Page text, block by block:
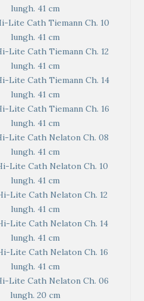
lungh. 41 cm
Lite Cath Tiemann Ch. 10
lungh. 41 cm
Lite Cath Tiemann Ch. 12
lungh. 41 cm
Lite Cath Tiemann Ch. 14
lungh. 41 cm
Lite Cath Tiemann Ch. 16
lungh. 41 cm
Lite Cath Nelaton Ch. 08
lungh. 41 cm
Lite Cath Nelaton Ch. 10
lungh. 41 cm
Lite Cath Nelaton Ch. 12
lungh. 41 cm
Lite Cath Nelaton Ch. 14
lungh. 41 cm
Lite Cath Nelaton Ch. 16
lungh. 41 cm
Lite Cath Nelaton Ch. 06
lungh. 20 cm